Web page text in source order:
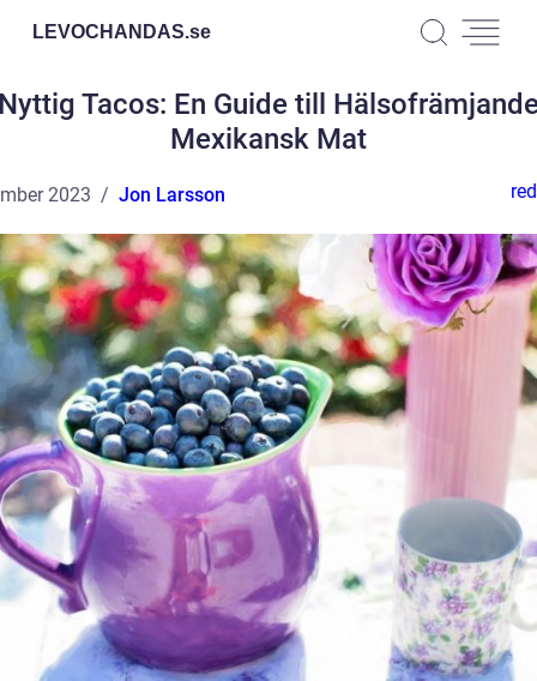
LEVOCHANDAS.se
Tacos: En Guide till
Mexikansk Mat
2023 Jon Larsson